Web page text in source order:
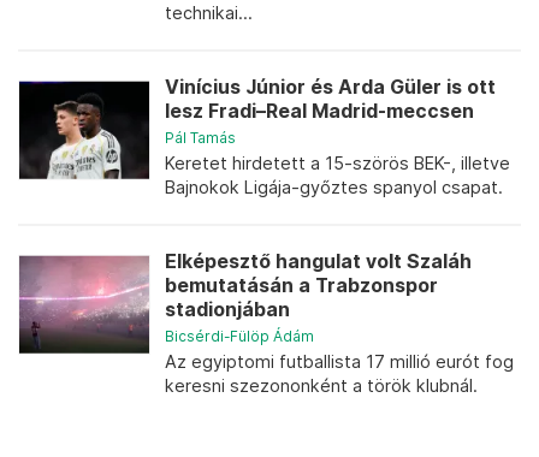
technikai...
Vinícius Júnior és Arda Güler is ott
lesz Fradi–Real Madrid-meccsen
Pál Tamás
Keretet hirdetett a 15-szörös BEK-, illetve
Bajnokok Ligája-győztes spanyol csapat.
Elképesztő hangulat volt Szaláh
bemutatásán a Trabzonspor
stadionjában
Bicsérdi-Fülöp Ádám
Az egyiptomi futballista 17 millió eurót fog
keresni szezononként a török klubnál.